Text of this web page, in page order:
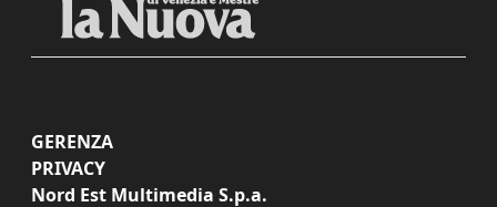
GERENZA
PRIVACY
Nord Est Multimedia S.p.a.